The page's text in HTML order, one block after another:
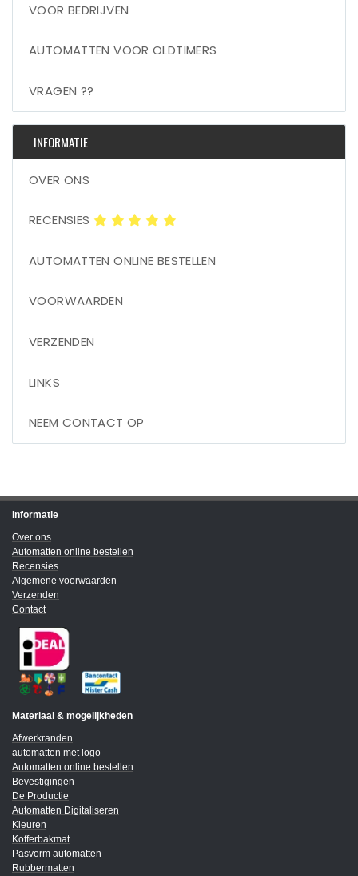
VOOR BEDRIJVEN
AUTOMATTEN VOOR OLDTIMERS
VRAGEN ??
INFORMATIE
OVER ONS
RECENSIES
AUTOMATTEN ONLINE BESTELLEN
VOORWAARDEN
VERZENDEN
LINKS
NEEM CONTACT OP
Informatie
Over ons
Automatten online bestellen
Recensies
Algemene voorwaarden
Verzenden
Contact
Materiaal & mogelijkheden
Afwerkranden
automatten met logo
Automatten online bestellen
Bevestigingen
De Productie
Automatten Digitaliseren
Kleuren
Kofferbakmat
Pasvorm automatten
Rubbermatten